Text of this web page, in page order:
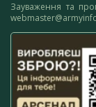
Зауваження та